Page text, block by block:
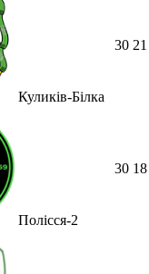
Куликів-Білка
30 21
Полісся-2
30 18